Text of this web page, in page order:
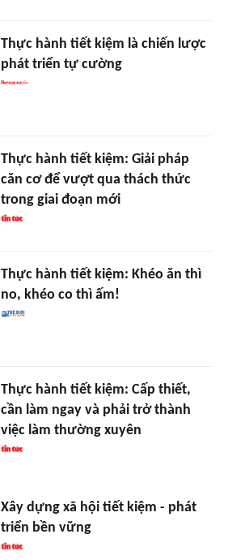
Thực hành tiết kiệm là chiến lược
phát triển tự cường
Thực hành tiết kiệm: Giải pháp
căn cơ để vượt qua thách thức
trong giai đoạn mới
Thực hành tiết kiệm: Khéo ăn thì
no, khéo co thì ấm!
Thực hành tiết kiệm: Cấp thiết,
cần làm ngay và phải trở thành
việc làm thường xuyên
Xây dựng xã hội tiết kiệm - phát
triển bền vững